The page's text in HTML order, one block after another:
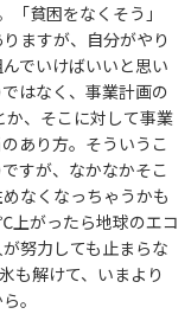
貧困をなくそう」
ますが、自分がやり
でいけばいいと思い
はなく、事業計画の
か、そこに対して事業
あり方。そういうこ
すが、なかなかそこ
なくなっちゃうかも
上がったら地球のエコ
努力しても止まらな
も解けて、いまより
。